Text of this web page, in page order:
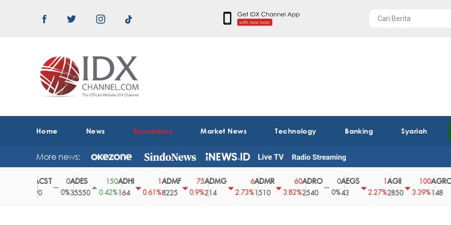
Home News Economics Market News Technology Banking Syariah
More news:
0
0%
ADES
35550
150
0.42%
ADHI
164
0.61%
ADMF
8225
75
0.9%
ADMG
214
2.73%
ADMR
1510
60
3.82%
ADRO
2540
0
0%
AEGS
2.27% 2850
100
3.39%
AGRO
148